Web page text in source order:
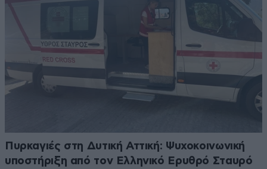
Πυρκαγιές στη Δυτική Αττική: Ψυχοκοινωνική
υποστήριξη από τον Ελληνικό Ερυθρό Σταυρό